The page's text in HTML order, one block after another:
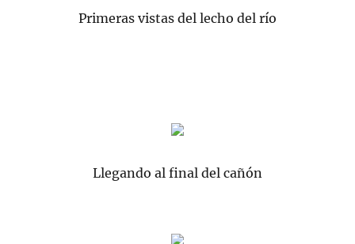
Primeras vistas del lecho del río
Llegando al final del cañón